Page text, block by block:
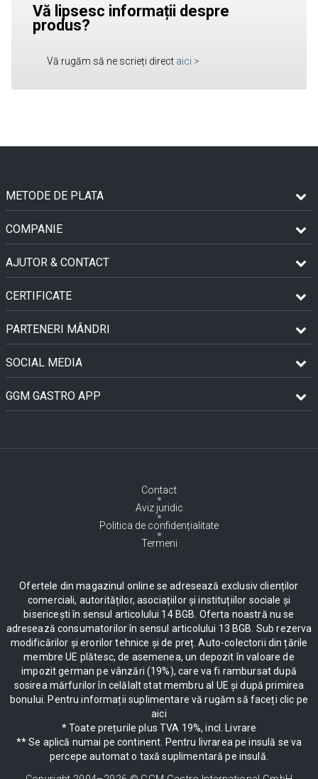
Vă lipsesc informații despre
produs?
Vă rugăm să ne scrieți direct aici >
METODE DE PLATA
COMPANIE
AJUTOR & CONTACT
CERTIFICATE
PARTENERI MÂNDRI
SOCIAL MEDIA
GGM GASTRO APP
Contact
Aviz juridic
Politica de confidențialitate
Termeni
Ofertele din magazinul online se adresează exclusiv clienților
comerciali, autorităților, asociațiilor și instituțiilor sociale și
bisericești în sensul articolului 14 BGB. Oferta noastră nu se
adresează consumatorilor în sensul articolului 13 BGB. Sub rezerva
modificărilor și erorilor tehnice și de preț. Auto-colectorii din țările
membre UE plătesc, de asemenea, un depozit în valoare de
impozit german pe vânzări (19%), care va fi rambursat după
sosirea mărfurilor în celălalt stat membru al UE și după primirea
bonului. Pentru informații suplimentare vă rugăm să faceți clic pe
aici
* Toate prețurile plus TVA 19%, incl. Livrare
** Se aplică numai pe continent. Pentru livrarea pe insulă se va
percepe automat o taxă suplimentară pe insulă.